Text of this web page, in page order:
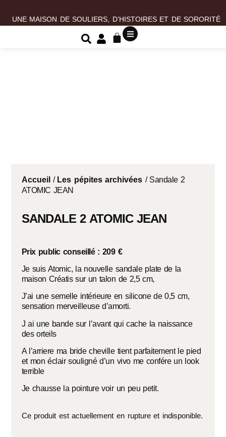
UNE MAISON DE SOULIERS, D’HISTOIRES ET DE SORORITÉ
Accueil / Les pépites archivées / Sandale 2
ATOMIC JEAN
SANDALE 2 ATOMIC JEAN
Prix public conseillé : 209 €
Je suis Atomic, la nouvelle sandale plate de la
maison Créatis sur un talon de 2,5 cm,
J’ai une semelle intérieure en silicone de 0,5 cm,
sensation merveilleuse d’amorti.
J ai une bande sur l’avant qui cache la naissance
des orteils
A l’arriere ma bride cheville tient parfaitement le pied
et mon éclair souligné d’un vivo me confére un look
terrible
Je chausse la pointure voir un peu petit.
Ce produit est actuellement en rupture et indisponible.